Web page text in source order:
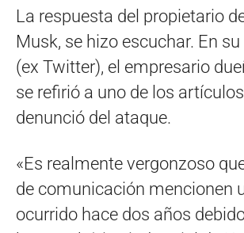
La respuesta del propietario
Musk, se hizo escuchar. En
(ex Twitter), el empresario
se refirió a uno de los
denunció del ataque.
«Es realmente vergonzoso
de comunicación mencionen
ocurrido hace dos años